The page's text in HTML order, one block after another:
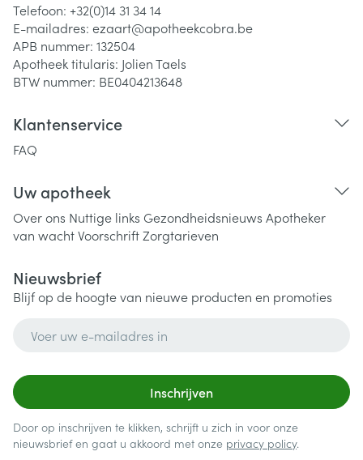
Telefoon: +32(0)14 31 34 14
E-mailadres: ezaart@apotheekcobra.be
APB nummer: 132504
Apotheek titularis: Jolien Taels
BTW nummer: BE0404213648
Klantenservice
FAQ
Uw apotheek
Over ons Nuttige links Gezondheidsnieuws Apotheker
van wachtVoorschriftZorgtarieven
Nieuwsbrief
Blijf op de hoogte van nieuwe producten en promoties
Inschrijven
Door op inschrijven te klikken, schrijft u zich in voor onze
nieuwsbrief en gaat u akkoord met onze privacy policy.